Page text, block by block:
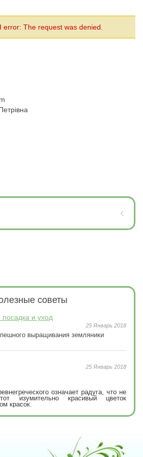
error: The request was denied.
советы
и уход
25 Январь 2018
выращивания земляники
25 Январь 2018
означает радуга, что не
изумительно красивый цветок
красок.